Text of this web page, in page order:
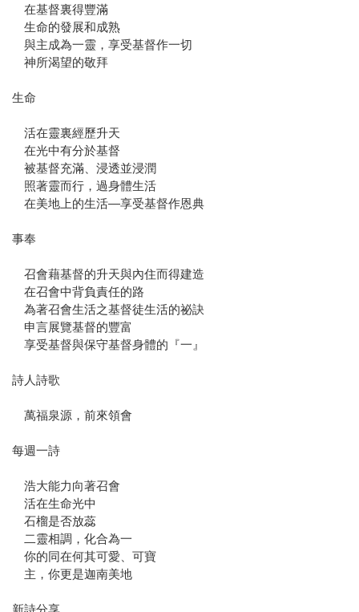
在基督裏得豐滿
生命的發展和成熟
與主成為一靈，享受基督作一切
神所渴望的敬拜
生命
活在靈裏經歷升天
在光中有分於基督
被基督充滿、浸透並浸潤
照著靈而行，過身體生活
在美地上的生活—享受基督作恩典
事奉
召會藉基督的升天與內住而得建造
在召會中背負責任的路
為著召會生活之基督徒生活的祕訣
申言展覽基督的豐富
享受基督與保守基督身體的『一』
詩人詩歌
萬福泉源，前來領會
每週一詩
浩大能力向著召會
活在生命光中
石榴是否放蕊
二靈相調，化合為一
你的同在何其可愛、可寶
主，你更是迦南美地
新詩分享